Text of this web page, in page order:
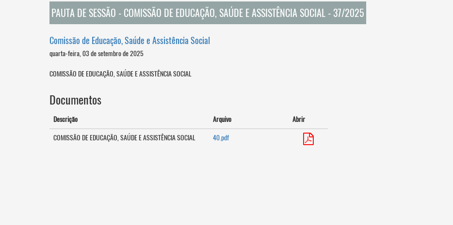
PAUTA DE SESSÃO - COMISSÃO DE EDUCAÇÃO, SAÚDE E ASSISTÊNCIA SOCIAL - 37/2025
Comissão de Educação, Saúde e Assistência Social
quarta-feira, 03 de setembro de 2025
COMISSÃO DE EDUCAÇÃO, SAÚDE E ASSISTÊNCIA SOCIAL
Documentos
Descrição Arquivo
Abrir
COMISSÃO DE EDUCAÇÃO, SAÚDE E ASSISTÊNCIA SOCIAL
40.pdf